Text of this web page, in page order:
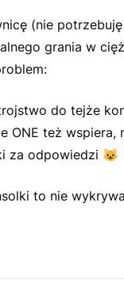
(nie
grania w
do tejże
ONE też wspiera,
za odpowiedzi 😺
to nie